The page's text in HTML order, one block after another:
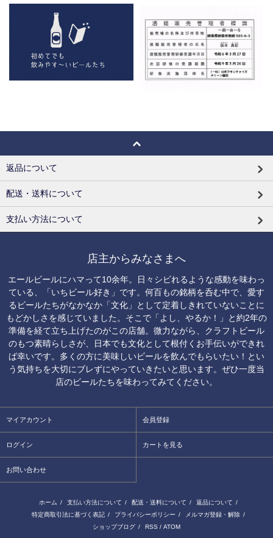
返品について
配送・送料について
支払い方法について
店主からみなさまへ
エールビールにハマって10余年。日々シビれるような感動を味わっ
ている、「いちビール好き」です。何百もの銘柄を呑む中で、愛す
るビールたちがなかなか「文化」として定着しきれていないことに
もどかしさを感じていました。そこで「よし、やるか！」と約2年の
準備を経て立ち上げたのがこの店舗。微力ながら、クラフトビール
のもつ素晴らしさが、日本でも文化として根付くお手伝いができれ
ば幸いです。多くの方に美味しいビールを飲んでもらいたい！とい
う気持ちを大切にブレずにやっていきたいと思います。ぜひ一度当
店のビールたちを味わってみてください。
マイアカウント 会員登録
ログイン カートを見る
お問い合わせ
ホーム / 支払い方法について / 配送・送料について / 返品について /
特定商取引法に基づく表記 / プライバシーポリシー / メルマガ登録・解除 /
ショップブログ / RSS / ATOM